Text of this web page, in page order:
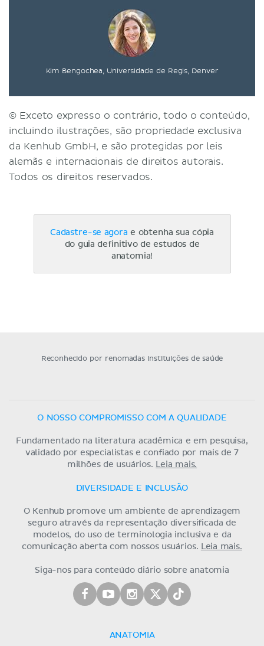
Kim Bengochea, Universidade de Regis, Denver
© Exceto expresso o contrário, todo o conteúdo,
incluindo ilustrações, são propriedade exclusiva
da Kenhub GmbH, e são protegidas por leis
alemãs e internacionais de direitos autorais.
Todos os direitos reservados.
Cadastre-se agora e obtenha sua cópia
do guia definitivo de estudos de
anatomia!
Reconhecido por renomadas instituições de saúde
O NOSSO COMPROMISSO COM A QUALIDADE
Fundamentado na literatura acadêmica e em pesquisa,
validado por especialistas e confiado por mais de 7
milhões de usuários.
Leia mais.
DIVERSIDADE E INCLUSÃO
O Kenhub promove um ambiente de aprendizagem
seguro através da representação diversificada de
modelos, do uso de terminologia inclusiva e da
comunicação aberta com nossos usuários.
Leia mais.
Siga-nos para conteúdo diário sobre anatomia
ANATOMIA